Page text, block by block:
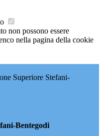
non possono essere
nella pagina della cookie
Superiore Stefani-
Bentegodi